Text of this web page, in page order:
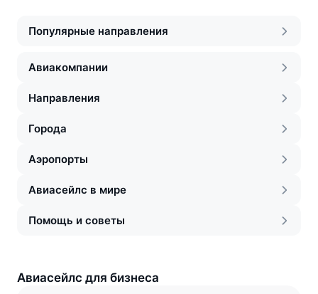
Популярные направления
Авиакомпании
Направления
Города
Аэропорты
Авиасейлс в мире
Помощь и советы
Авиасейлс для бизнеса